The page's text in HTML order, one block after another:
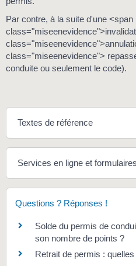
Par contre, à la suite d'une <span
class="miseenevidence">
conduite ou seulement le code).
Textes de référence
Services en ligne et formulaires
Questions ? Réponses !
Solde du permis de
son nombre de points ?
Retrait de permis :